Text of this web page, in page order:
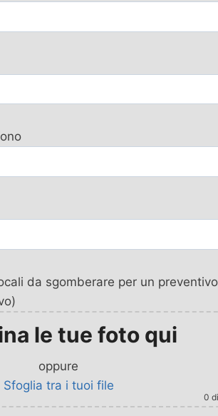
da sgomberare per un preventivo
le tue foto qui
oppure
Sfoglia tra i tuoi file
0